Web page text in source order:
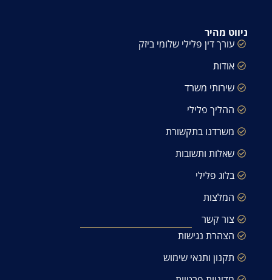
ניווט מהיר
עורך דין פלילי שלומי ביזק
אודות
שירותי משרד
ההליך פלילי
משרדנו בתקשורת
שאלות ותשובות
בלוג פלילי
המלצות
צור קשר
הצהרת נגישות
תקנון ותנאי שימוש